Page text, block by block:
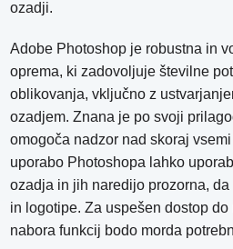
ozadji.
Adobe Photoshop je robustna in
oprema, ki zadovoljuje številne
oblikovanja, vključno z
ozadjem. Znana je po svoji
omogoča nadzor nad skoraj
uporabo Photoshopa lahko
ozadja in jih naredijo prozorna,
in logotipe. Za uspešen dostop
nabora funkcij bodo morda